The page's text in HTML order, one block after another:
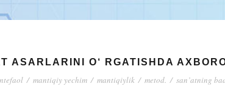
ASARLARINI O‘ RGATISHDA
/ mantiqiy yechim / mantiqiylik / metod. / san’atning